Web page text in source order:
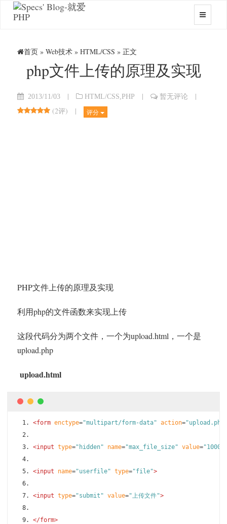
首页 » Web技术 » HTML/CSS » 正文
php文件上传的原理及实现
2013/11/03 | HTML/CSS PHP | 暂无评论
|
(2评) | 评分
PHP文件上传的原理及实现
利用php的文件函数来实现上传
这段代码分为两个文件，一个为upload.html，一个是
upload.php
upload.html
<form enctype="multipart/form-data" action=
<input type="hidden" name="max_file_size" value=
<input name="userfile" type="file">
<input type="submit" value="上传文件">
</form>